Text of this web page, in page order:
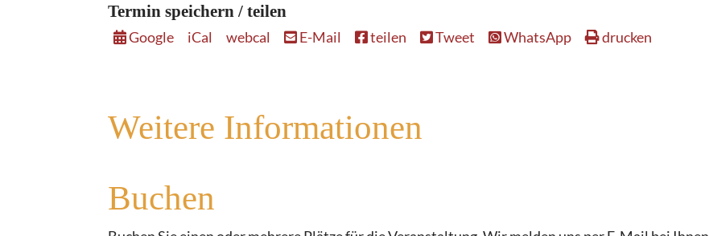
Termin speichern / teilen
Google iCal webcal E-Mail teilen Tweet WhatsApp drucken
Weitere Informationen
Buchen